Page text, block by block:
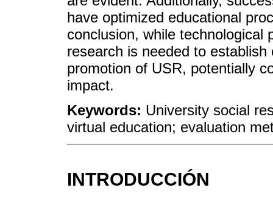
have optimized educational
conclusion, while technological
research is needed to
promotion of USR, potentially
impact.
Keywords: University social
virtual education; evaluation
INTRODUCCIÓN